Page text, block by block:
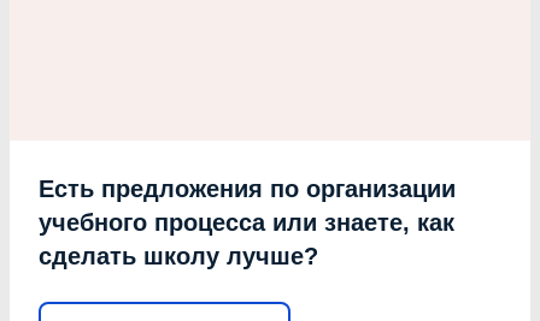
Есть предложения по организации
учебного процесса или знаете, как
сделать школу лучше?